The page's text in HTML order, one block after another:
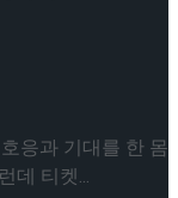
응과 기대를 한 몸
데 티켓...